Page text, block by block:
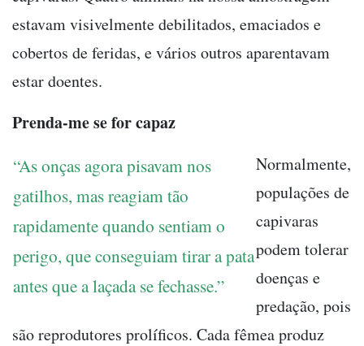
estavam visivelmente debilitados, emaciados e
cobertos de feridas, e vários outros aparentavam
estar doentes.
Prenda-me se for capaz
“As onças agora pisavam nos
gatilhos, mas reagiam tão
rapidamente quando sentiam o
perigo, que conseguiam tirar a pata
antes que a laçada se fechasse.”
Normalmente,
populações de
capivaras
podem tolerar
doenças e
predação, pois
são reprodutores prolíficos. Cada fêmea produz